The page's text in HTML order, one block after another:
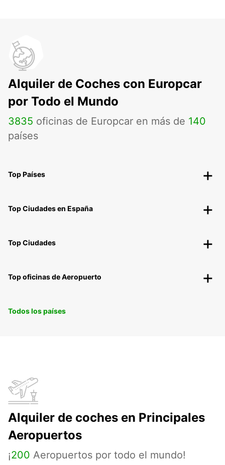
Alquiler de Coches con Europcar
por Todo el Mundo
3835 oficinas de Europcar en más de 140
países
Top Países
Top Ciudades en España
Top Ciudades
Top oficinas de Aeropuerto
Todos los países
Alquiler de coches en Principales
Aeropuertos
¡200 Aeropuertos por todo el mundo!